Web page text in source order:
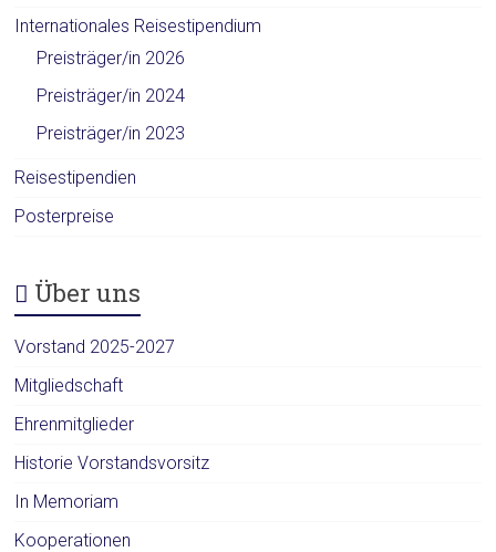
Internationales Reisestipendium
Preisträger/in 2026
Preisträger/in 2024
Preisträger/in 2023
Reisestipendien
Posterpreise
Über uns
Vorstand 2025-2027
Mitgliedschaft
Ehrenmitglieder
Historie Vorstandsvorsitz
In Memoriam
Kooperationen